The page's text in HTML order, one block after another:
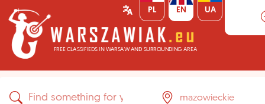
FREE CLASSIFIEDS IN WARSAW AND SURROUNDING AREA
PL EN UA